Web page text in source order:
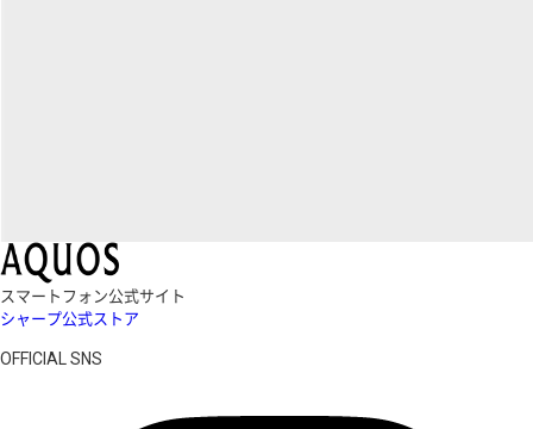
スマートフォン公式サイト
シャープ公式ストア
OFFICIAL SNS